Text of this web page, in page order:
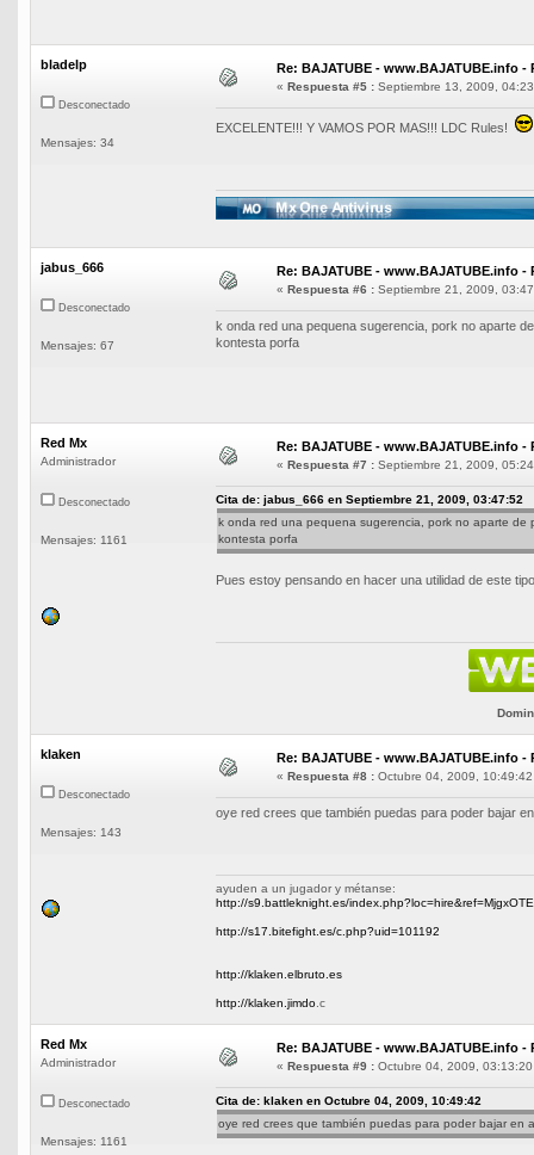
bladelp
Desconectado
Mensajes: 34
Re: BAJATUBE - www.BAJATUBE.info -
« Respuesta #5 : Septiembre 13, 2009,
EXCELENTE!!! Y VAMOS POR MAS!!! LDC Rules!
jabus_666
Desconectado
Mensajes: 67
Re: BAJATUBE - www.BAJATUBE.info -
« Respuesta #6 : Septiembre 21, 2009,
k onda red una pequena sugerencia, pork no aparte
kontesta porfa
Red Mx
Administrador
Desconectado
Mensajes: 1161
Re: BAJATUBE - www.BAJATUBE.info -
« Respuesta #7 : Septiembre 21, 2009,
Cita de: jabus_666 en Septiembre 21, 2009, 03:47:52
k onda red una pequena sugerencia, pork no aparte de
kontesta porfa
Pues estoy pensando en hacer una utilidad de este
klaken
Desconectado
Mensajes: 143
Re: BAJATUBE - www.BAJATUBE.info -
« Respuesta #8 : Octubre 04, 2009,
oye red crees que también puedas para poder bajar
ayuden a un jugador y métanse:
http://s9.battleknight.es/
http://s17.bitefight.es/c.php?uid=101192
http://klaken.elbruto.es
http://klaken.jimdo.c
Red Mx
Administrador
Desconectado
Mensajes: 1161
Re: BAJATUBE - www.BAJATUBE.info -
« Respuesta #9 : Octubre 04, 2009,
Cita de: klaken en Octubre 04, 2009, 10:49:42
oye red crees que también puedas para poder bajar en